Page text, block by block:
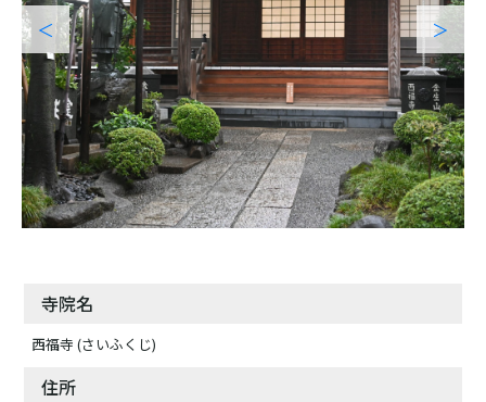
寺院名
西福寺 (さいふくじ)
住所